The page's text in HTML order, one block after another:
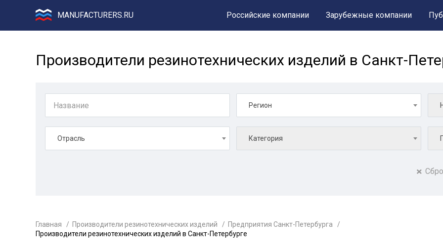
MANUFACTURERS.RU Российские компании Зарубежные компании
Производители резинотехнических изделий в Санкт-
Регион
Отрасль Категория
Главная Производители резинотехнических изделий
Предприятия Санкт-Петербурга
Производители резинотехнических изделий в Санкт-Петербурге